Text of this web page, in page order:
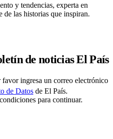
y tendencias, experta en
las historias que inspiran.
de noticias El País
favor ingresa un correo electrónico
de Datos de El País.
para continuar.